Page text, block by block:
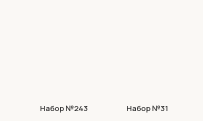
Набор №243
Набор №31